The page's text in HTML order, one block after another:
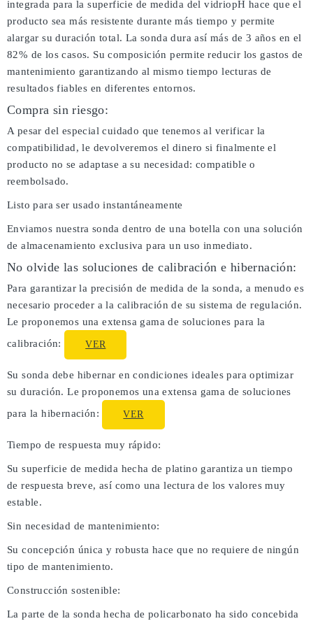
integrada para la superficie de medida del vidriopH hace que el
producto sea más resistente durante más tiempo y permite
alargar su duración total. La sonda dura así más de 3 años en el
82% de los casos. Su composición permite reducir los gastos de
mantenimiento garantizando al mismo tiempo lecturas de
resultados fiables en diferentes entornos.
Compra sin riesgo:
A pesar del especial cuidado que tenemos al verificar la
compatibilidad, le devolveremos el dinero si finalmente el
producto no se adaptase a su necesidad: compatible o
reembolsado.
Listo para ser usado instantáneamente
Enviamos nuestra sonda dentro de una botella con una solución
de almacenamiento exclusiva para un uso inmediato.
No olvide las soluciones de calibración e hibernación:
Para garantizar la precisión de medida de la sonda, a menudo es
necesario proceder a la calibración de su sistema de regulación.
Le proponemos una extensa gama de soluciones para la
calibración:
VER
Su sonda debe hibernar en condiciones ideales para optimizar
su duración. Le proponemos una extensa gama de soluciones
para la hibernación:
VER
Tiempo de respuesta muy rápido:
Su superficie de medida hecha de platino garantiza un tiempo
de respuesta breve, así como una lectura de los valores muy
estable.
Sin necesidad de mantenimiento:
Su concepción única y robusta hace que no requiere de ningún
tipo de mantenimiento.
Construcción sostenible:
La parte de la sonda hecha de policarbonato ha sido concebida